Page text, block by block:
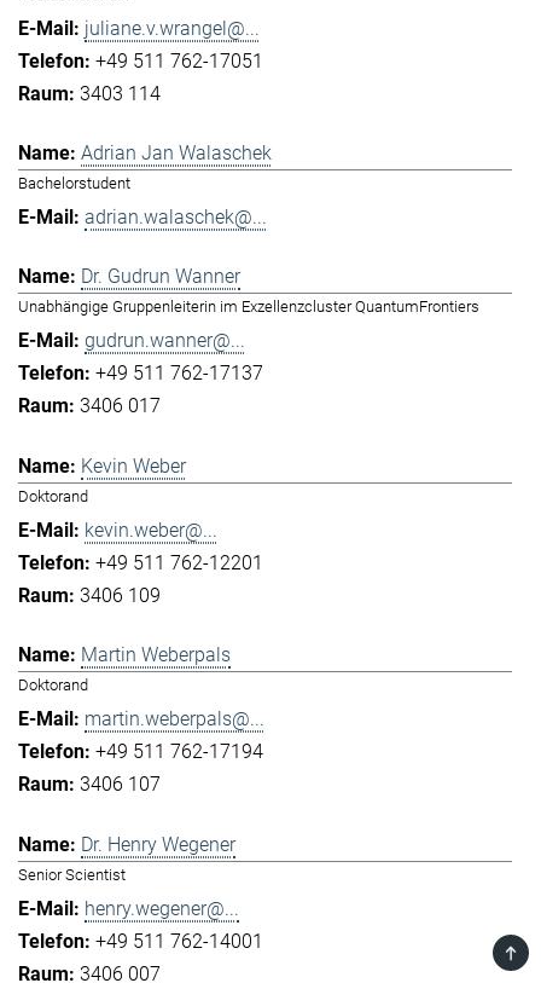
juliane.v.wrangel@...
+49 511 762-17051
3403 114
Adrian Jan Walaschek
Bachelorstudent
adrian.walaschek@...
Dr. Gudrun Wanner
Unabhängige Gruppenleiterin im Exzellenzcluster QuantumFrontiers
gudrun.wanner@...
+49 511 762-17137
3406 017
Kevin Weber
Doktorand
kevin.weber@...
+49 511 762-12201
3406 109
Martin Weberpals
Doktorand
martin.weberpals@...
+49 511 762-17194
3406 107
Dr. Henry Wegener
Senior Scientist
henry.wegener@...
+49 511 762-14001
3406 007
TOP